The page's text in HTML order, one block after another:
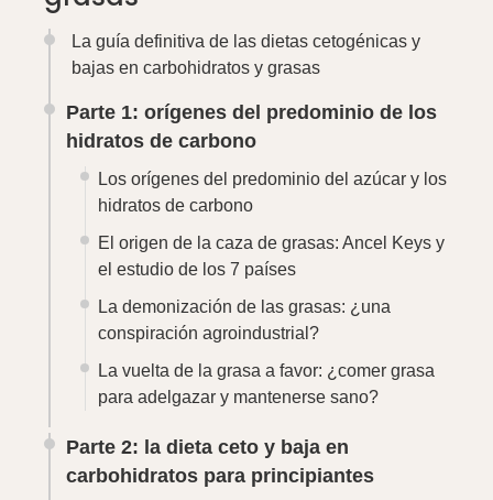
La vuelta de la grasa a favor: ¿comer grasa
para adelgazar y mantenerse sano?
Parte 2: la dieta ceto y baja en
carbohidratos para principiantes
La dieta baja en carbohidratos y alta en
grasas
La dieta cetogénica: 3 minutos para
entenderlo todo
Baja en carbohidratos y alta en grasas o
cetogénica: ¿qué dieta elegir?
¿Qué comer en la dieta cetogénica y baja en
carbohidratos y alta en grasas?
Alimentos que deben evitarse en la dieta